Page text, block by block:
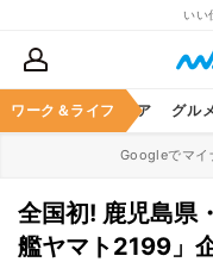
いい
ワーク＆ライフ
暮らし ヘルスケア グル
Googleでマイ
全国初! 鹿児島県
艦ヤマト2199」